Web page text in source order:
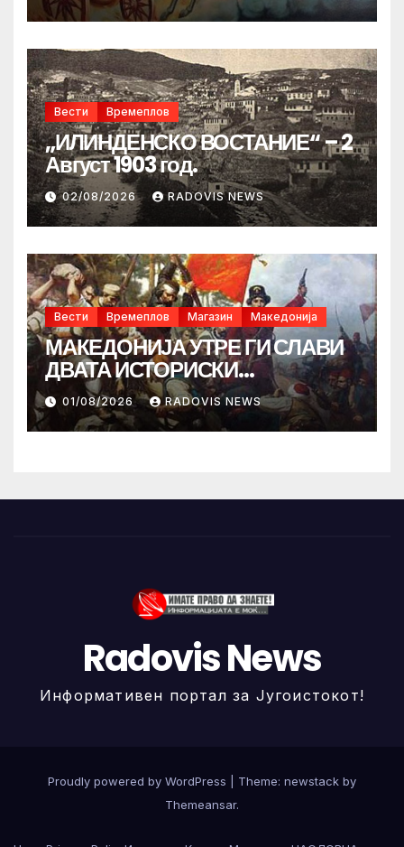
Вести Времеплов
„ИЛИНДЕНСКО ВОСТАНИЕ“ – 2
Август 1903 год.
02/08/2026 RADOVIS NEWS
Вести Времеплов Магазин Македонија
МАКЕДОНИЈА УТРЕ ГИ СЛАВИ
ДВАТА ИСТОРИСКИ
ИЛИНДЕНА!
01/08/2026 RADOVIS NEWS
Radovis News
Информативен портал за Југоистокот!
Proudly powered by WordPress
Theme: newstack by
Themeansar.